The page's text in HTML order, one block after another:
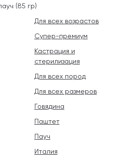
(85 гр)
Для всех возрастов
Супер-премиум
Кастрация и
стерилизация
Для всех пород
Для всех размеров
Говядина
Паштет
Пауч
Италия